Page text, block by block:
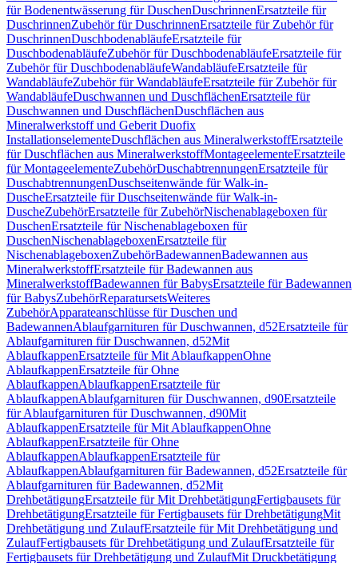
für Bodenentwässerung für DuschenDuschrinnenErsatzteile für
DuschrinnenZubehör für DuschrinnenErsatzteile für Zubehör für
DuschrinnenDuschbodenabläufeErsatzteile für
DuschbodenabläufeZubehör für DuschbodenabläufeErsatzteile für
Zubehör für DuschbodenabläufeWandabläufeErsatzteile für
WandabläufeZubehör für WandabläufeErsatzteile für Zubehör für
WandabläufeDuschwannen und DuschflächenErsatzteile für
Duschwannen und DuschflächenDuschflächen aus
Mineralwerkstoff und Geberit Duofix
InstallationselementeDuschflächen aus MineralwerkstoffErsatzteile
für Duschflächen aus MineralwerkstoffMontageelementeErsatzteile
für MontageelementeZubehörDuschabtrennungenErsatzteile für
DuschabtrennungenDuschseitenwände für Walk-in-
DuscheErsatzteile für Duschseitenwände für Walk-in-
DuscheZubehörErsatzteile für ZubehörNischenablageboxen für
DuschenErsatzteile für Nischenablageboxen für
DuschenNischenablageboxenErsatzteile für
NischenablageboxenZubehörBadewannenBadewannen aus
MineralwerkstoffErsatzteile für Badewannen aus
MineralwerkstoffBadewannen für BabysErsatzteile für Badewannen
für BabysZubehörReparatursetsWeiteres
ZubehörApparateanschlüsse für Duschen und
BadewannenAblaufgarnituren für Duschwannen, d52Ersatzteile für
Ablaufgarnituren für Duschwannen, d52Mit
AblaufkappenErsatzteile für Mit AblaufkappenOhne
AblaufkappenErsatzteile für Ohne
AblaufkappenAblaufkappenErsatzteile für
AblaufkappenAblaufgarnituren für Duschwannen, d90Ersatzteile
für Ablaufgarnituren für Duschwannen, d90Mit
AblaufkappenErsatzteile für Mit AblaufkappenOhne
AblaufkappenErsatzteile für Ohne
AblaufkappenAblaufkappenErsatzteile für
AblaufkappenAblaufgarnituren für Badewannen, d52Ersatzteile für
Ablaufgarnituren für Badewannen, d52Mit
DrehbetätigungErsatzteile für Mit DrehbetätigungFertigbausets für
DrehbetätigungErsatzteile für Fertigbausets für DrehbetätigungMit
Drehbetätigung und ZulaufErsatzteile für Mit Drehbetätigung und
ZulaufFertigbausets für Drehbetätigung und ZulaufErsatzteile für
Fertigbausets für Drehbetätigung und ZulaufMit Druckbetätigung